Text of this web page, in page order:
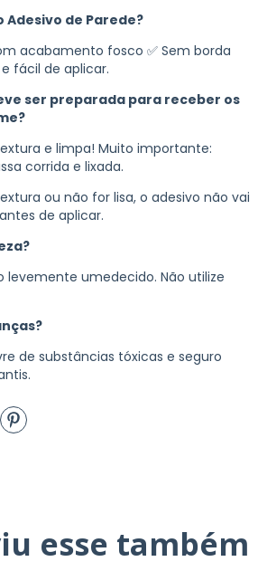
Adesivo de Parede?
acabamento fosco ✅ Sem borda
fácil de aplicar.
ser preparada para receber os
e limpa! Muito importante:
corrida e lixada.
ou não for lisa, o adesivo não vai
de aplicar.
levemente umedecido. Não utilize
de substâncias tóxicas e seguro
esse também